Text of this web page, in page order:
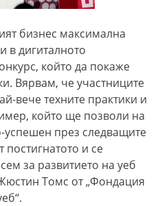
бизнес максимална
в дигиталното
който да покаже
Вярвам, че участниците
вече техните практики и
който ще позволи на
успешен през следващите
и се
за развитието на уеб
Томс от „Фондация